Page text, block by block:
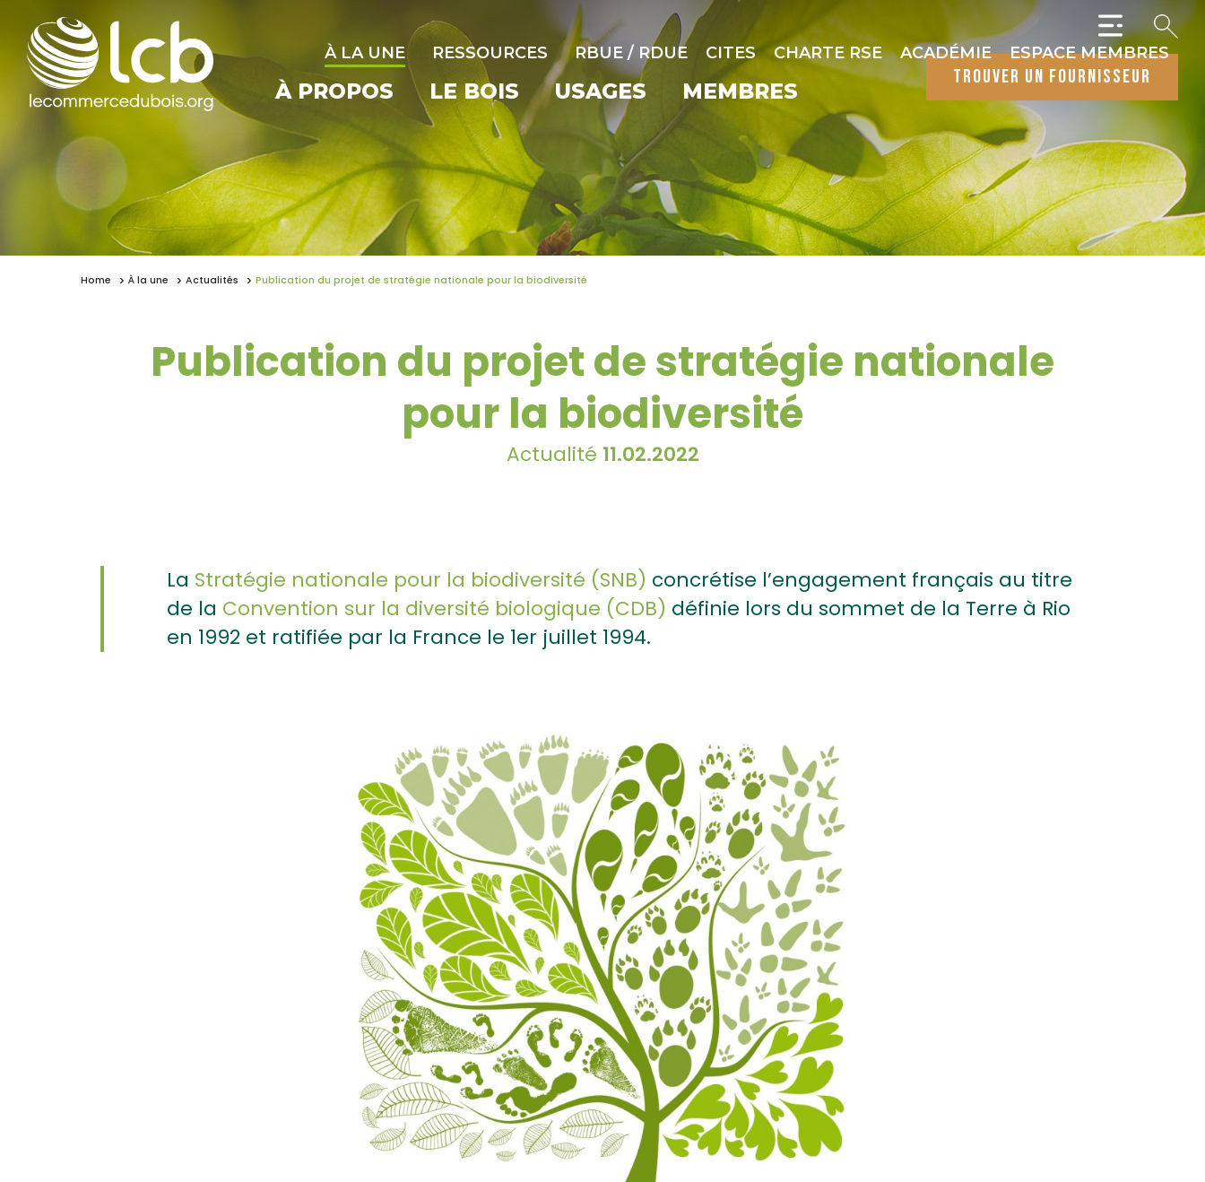
À LA UNE RESSOURCES RBUE / RDUE CITES CHARTE RSE ACADÉMIE ESPACE MEMBRES
À PROPOS LE BOIS USAGES MEMBRES
trouver un fournisseur
Home À la une Actualités Publication du projet de stratégie nationale pour la biodiversité
Publication du projet de stratégie nationale
pour la biodiversité
Actualité 11.02.2022
La Stratégie nationale pour la biodiversité (SNB) concrétise l’engagement français au titre
de la Convention sur la diversité biologique (CDB) définie lors du sommet de la Terre à Rio
en 1992 et ratifiée par la France le 1er juillet 1994.